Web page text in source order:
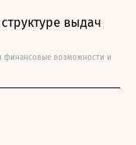
выдач
финансовые возможности и